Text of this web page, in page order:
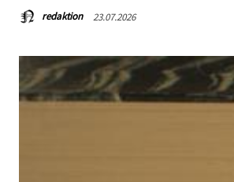
redaktion 23.07.2026